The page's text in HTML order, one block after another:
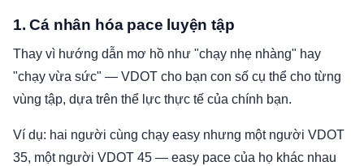
1. Cá nhân hóa pace luyện tập
Thay vì hướng dẫn mơ hồ như "chạy nhẹ nhàng" hay
"chạy vừa sức" — VDOT cho bạn con số cụ thể cho từng
vùng tập, dựa trên thể lực thực tế của chính bạn.
Ví dụ: hai người cùng chạy easy nhưng một người VDOT
35, một người VDOT 45 — easy pace của họ khác nhau